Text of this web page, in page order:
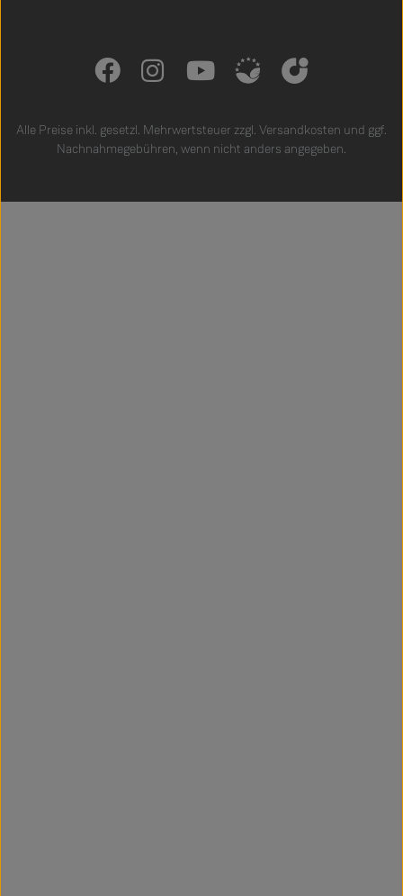
Alle Preise inkl. gesetzl. Mehrwertsteuer zzgl. Versandkosten und ggf.
Nachnahmegebühren, wenn nicht anders angegeben.